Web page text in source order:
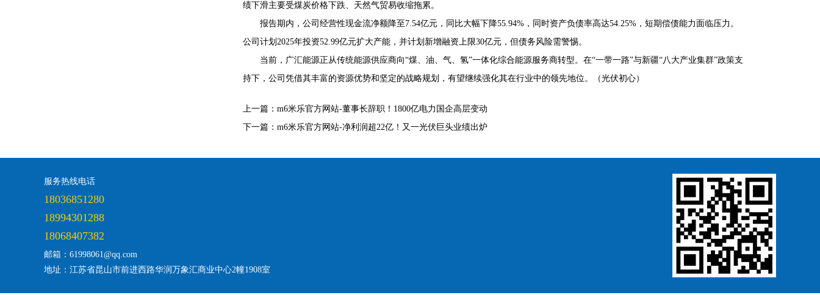
绩下滑主要受煤炭价格下跌、天然气贸易收缩拖累。
报告期内，公司经营性现金流净额降至7.54亿元，同比大幅下降55.94%，同时资产负债率高达54.25%，短期偿债能力面临压力。
公司计划2025年投资52.99亿元扩大产能，并计划新增融资上限30亿元，但债务风险需警惕。
当前，广汇能源正从传统能源供应商向“煤、油、气、氢”一体化综合能源服务商转型。在“一带一路”与新疆“八大产业集群”政策支
持下，公司凭借其丰富的资源优势和坚定的战略规划，有望继续强化其在行业中的领先地位。（光伏初心）
上一篇： m6米乐官方网站-董事长辞职！1800亿电力国企高层变动
下一篇： m6米乐官方网站-净利润超22亿！又一光伏巨头业绩出炉
服务热线电话
18036851280
18994301288
18068407382
邮箱：61998061@qq.com
地址：江苏省昆山市前进西路华润万象汇商业中心2幢1908室